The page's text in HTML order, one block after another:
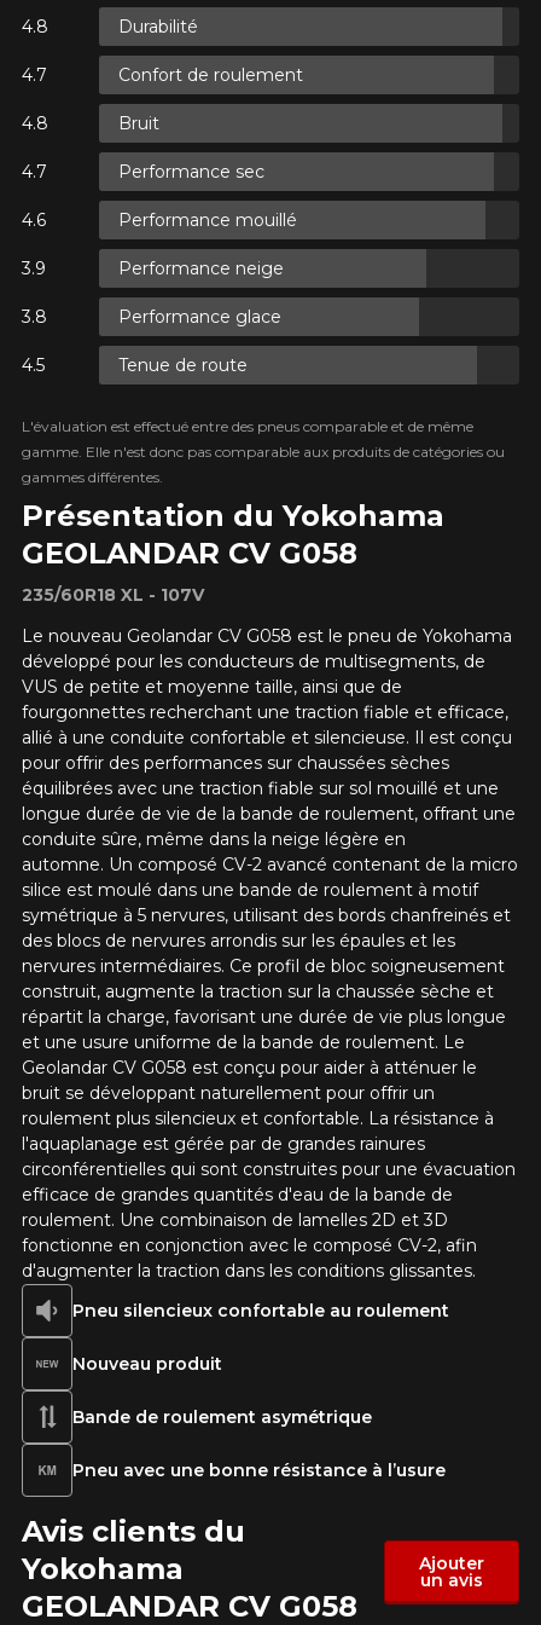
Présentation du Yokohama
GEOLANDAR CV G058
235/60R18 XL - 107V
Le nouveau Geolandar CV G058 est le pneu de Yokohama
développé pour les conducteurs de multisegments, de
VUS de petite et moyenne taille, ainsi que de
fourgonnettes recherchant une traction fiable et efficace,
allié à une conduite confortable et silencieuse. Il est conçu
pour offrir des performances sur chaussées sèches
équilibrées avec une traction fiable sur sol mouillé et une
longue durée de vie de la bande de roulement, offrant une
conduite sûre, même dans la neige légère en
automne. Un composé CV-2 avancé contenant de la micro
silice est moulé dans une bande de roulement à motif
symétrique à 5 nervures, utilisant des bords chanfreinés et
des blocs de nervures arrondis sur les épaules et les
nervures intermédiaires. Ce profil de bloc soigneusement
construit, augmente la traction sur la chaussée sèche et
répartit la charge, favorisant une durée de vie plus longue
et une usure uniforme de la bande de roulement. Le
Geolandar CV G058 est conçu pour aider à atténuer le
bruit se développant naturellement pour offrir un
roulement plus silencieux et confortable. La résistance à
l'aquaplanage est gérée par de grandes rainures
circonférentielles qui sont construites pour une évacuation
efficace de grandes quantités d'eau de la bande de
roulement. Une combinaison de lamelles 2D et 3D
fonctionne en conjonction avec le composé CV-2, afin
d'augmenter la traction dans les conditions glissantes.
Durabilité
Confort de roulement
Bruit
Performance sec
Performance mouillé
Performance neige
Performance glace
Tenue de route
L'évaluation est effectué entre des pneus comparable et de même
gamme. Elle n'est donc pas comparable aux produits de catégories ou
gammes différentes.
Pneu silencieux confortable au roulement
Nouveau produit
Bande de roulement asymétrique
Pneu avec une bonne résistance à l’usure
Avis clients du
Yokohama
GEOLANDAR CV G058
Ajouter
un avis